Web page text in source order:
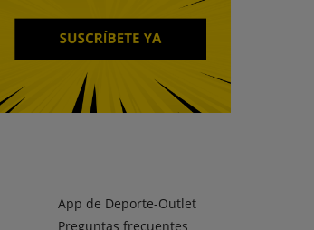
App de Deporte-Outlet
Preguntas frecuentes